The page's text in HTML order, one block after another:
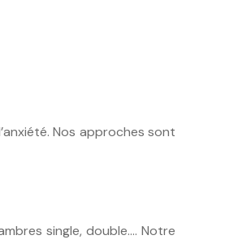
Nos approches sont
single, double…. Notre